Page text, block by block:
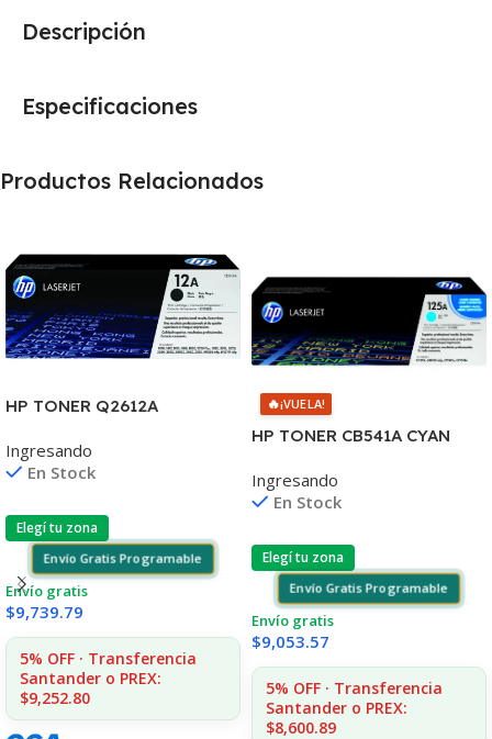
Descripción
Especificaciones
Productos Relacionados
HP TONER Q2612A
3015/30/50 MFC1005/1319
Ingresando
En Stock
Elegí tu zona
Envío Gratis Programable
Envío gratis
$9,739.79
5% OFF · Transferencia
Santander o PREX:
$9,252.80
🔥¡VUELA!
HP TONER CB541A CYAN
1215/1515/1510/1312
Ingresando
En Stock
Elegí tu zona
Envío Gratis Programable
Envío gratis
$9,053.57
5% OFF · Transferencia
Santander o PREX:
$8,600.89